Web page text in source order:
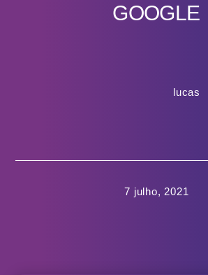
GOOGLE
lucas
7 julho, 2021